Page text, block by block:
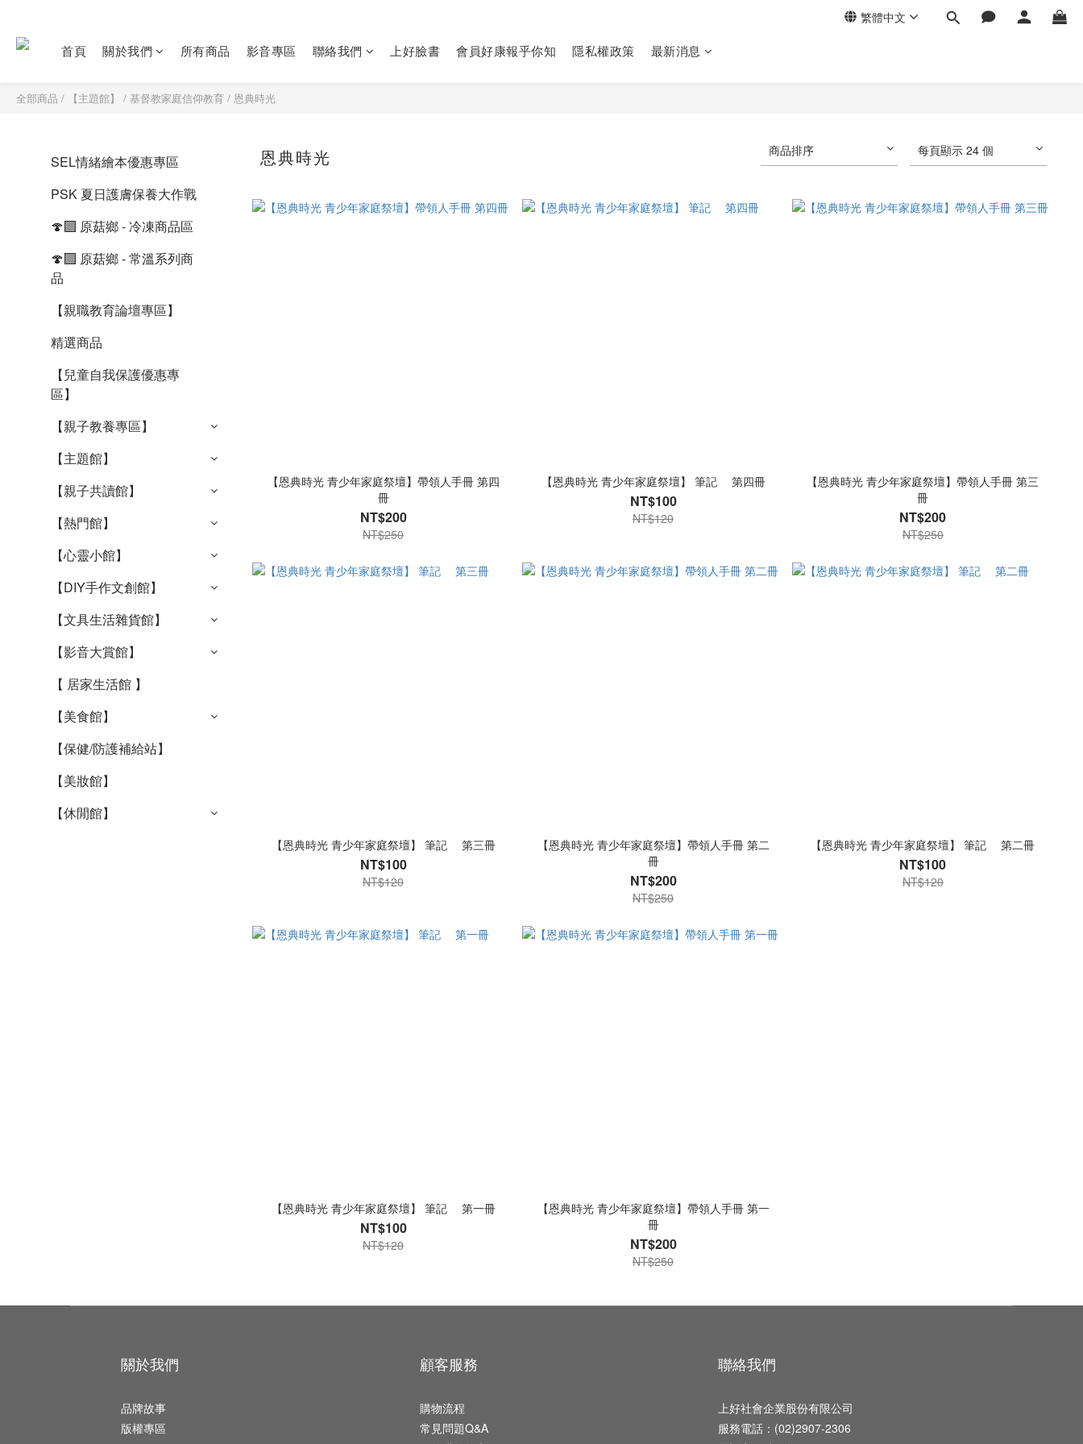
繁體中文
首頁 關於我們 所有商品 影音專區 聯絡我們 上好臉書 會員好康報乎你知 隱私權政策 最新消息
全部商品 / 【主題館】 / 基督教家庭信仰教育 / 恩典時光
SEL情緒繪本優惠專區
PSK 夏日護膚保養大作戰
🍄‍🟫 原菇鄉 - 冷凍商品區
🍄‍🟫 原菇鄉 - 常溫系列商
品
【親職教育論壇專區】
精選商品
【兒童自我保護優惠專
區】
【親子教養專區】
【主題館】
【親子共讀館】
【熱門館】
【心靈小館】
【DIY手作文創館】
【文具生活雜貨館】
【影音大賞館】
【 居家生活館 】
【美食館】
【保健/防護補給站】
【美妝館】
【休閒館】
恩典時光 商品排序 每頁顯示 24 個
【恩典時光 青少年家庭祭壇】帶領人手冊 第四
冊
NT$200
NT$250
【恩典時光 青少年家庭祭壇】 筆記 第四冊
NT$100
NT$120
【恩典時光 青少年家庭祭壇】帶領人手冊 第三
冊
NT$200
NT$250
【恩典時光 青少年家庭祭壇】 筆記 第三冊
NT$100
NT$120
【恩典時光 青少年家庭祭壇】帶領人手冊 第二
冊
NT$200
NT$250
【恩典時光 青少年家庭祭壇】 筆記 第二冊
NT$100
NT$120
【恩典時光 青少年家庭祭壇】 筆記 第一冊
NT$100
NT$120
【恩典時光 青少年家庭祭壇】帶領人手冊 第一
冊
NT$200
NT$250
關於我們
品牌故事
版權專區
顧客服務
購物流程
常見問題Q&A
聯絡我們
上好社會企業股份有限公司
服務電話：(02)2907-2306